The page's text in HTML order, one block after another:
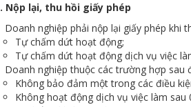
. Nộp lại, thu hồi giấy phép
Doanh nghiệp phải nộp lại giấy phép khi
Tự chấm dứt hoạt động;
Tự chấm dứt hoạt động dịch vụ việc
Doanh nghiệp thuộc các trường hợp sau
Không bảo đảm một trong các điều
Không hoạt động dịch vụ việc làm